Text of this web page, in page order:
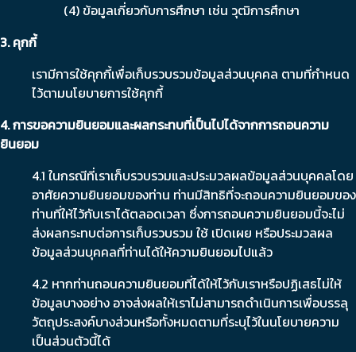
(4) ข้อมูลเกี่ยวกับการศึกษา เช่น วุฒิการศึกษา
3. คุกกี้
เรามีการใช้คุกกี้เพื่อเก็บรวบรวมข้อมูลส่วนบุคคล ตามที่กำหนด
ไว้ตามนโยบายการใช้คุกกี้
4. การขอความยินยอมและผลกระทบที่เป็นไปได้จากการถอนความ
ยินยอม
4.1 ในกรณีที่เราเก็บรวบรวมและประมวลผลข้อมูลส่วนบุคคลโดย
อาศัยความยินยอมของท่าน ท่านมีสิทธิที่จะถอนความยินยอมของ
ท่านที่ให้ไว้กับเราได้ตลอดเวลา ซึ่งการถอนความยินยอมนี้จะไม่
ส่งผลกระทบต่อการเก็บรวบรวม ใช้ เปิดเผย หรือประมวลผล
ข้อมูลส่วนบุคคลที่ท่านได้ให้ความยินยอมไปแล้ว
4.2 หากท่านถอนความยินยอมที่ได้ให้ไว้กับเราหรือปฏิเสธไม่ให้
ข้อมูลบางอย่าง อาจส่งผลให้เราไม่สามารถดำเนินการเพื่อบรรลุ
วัตถุประสงค์บางส่วนหรือทั้งหมดตามที่ระบุไว้ในนโยบายความ
เป็นส่วนตัวนี้ได้